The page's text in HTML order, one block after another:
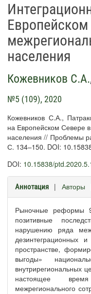
населения
Кожевников С.А.
№5 (109), 2020
Кожевников С.А.,
на Европейском Севере
населения // Проблемы
С. 134–150. DOI:
DOI: 10.15838/
Аннотация | Авторы
Рыночные реформы
позитивные
нарушению ряда
дезинтеграционных
пространстве,
выгоды»
внутрирегиональных
настоящее
межрегионального